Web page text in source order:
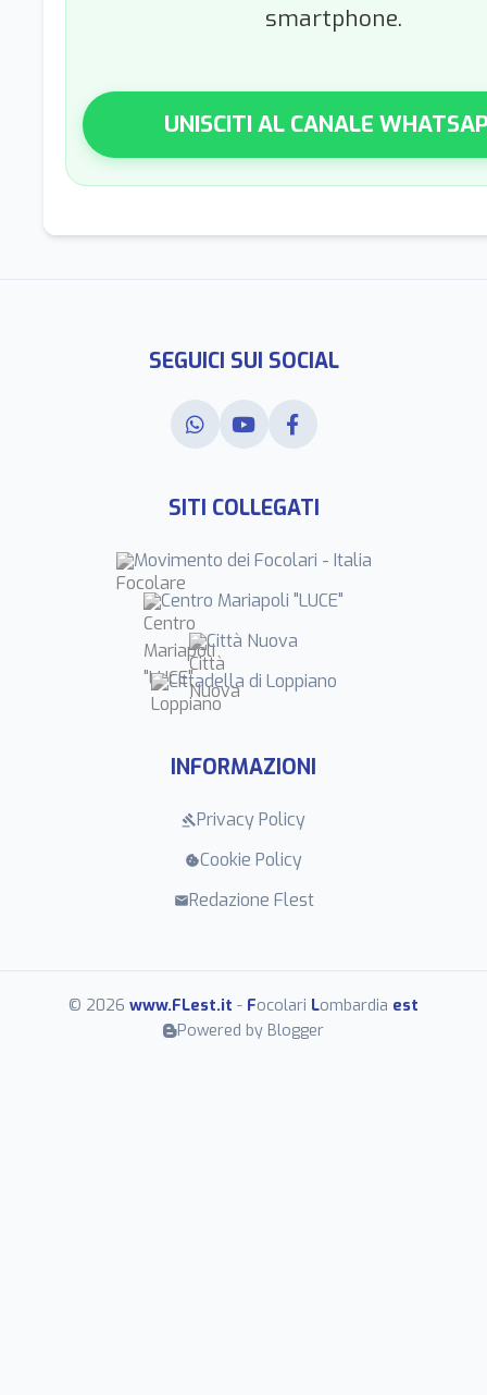
smartphone.
UNISCITI AL CANALE
SEGUICI SUI SOCIAL
SITI COLLEGATI
Movimento dei Focolari - Italia
Centro Mariapoli "LUCE"
Città Nuova
Cittadella di Loppiano
INFORMAZIONI
gavelPrivacy Policy
cookieCookie Policy
mailRedazione Flest
© 2026 www.FLest.it - Focolari Lombardia est
Powered by Blogger